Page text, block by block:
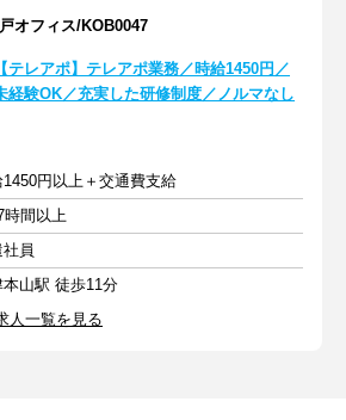
オフィス/KOB0047
【テレアポ】テレアポ業務／時給1450円／
経験OK／充実した研修制度／ノルマなし
1450円以上＋交通費支給
時間以上
員
本山駅 徒歩11分
人一覧を見る